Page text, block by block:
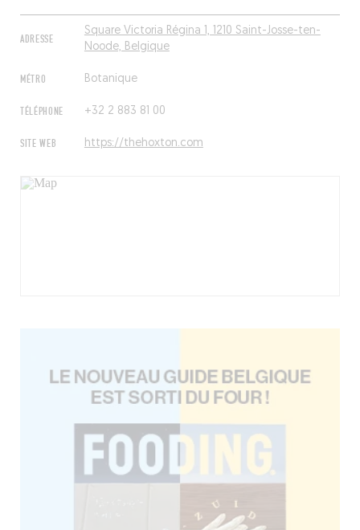
ADRESSE
Square Victoria Régina 1, 1210 Saint-Josse-ten-
Noode, Belgique
MÉTRO Botanique
TÉLÉPHONE +32 2 883 81 00
SITE WEB https://thehoxton.com